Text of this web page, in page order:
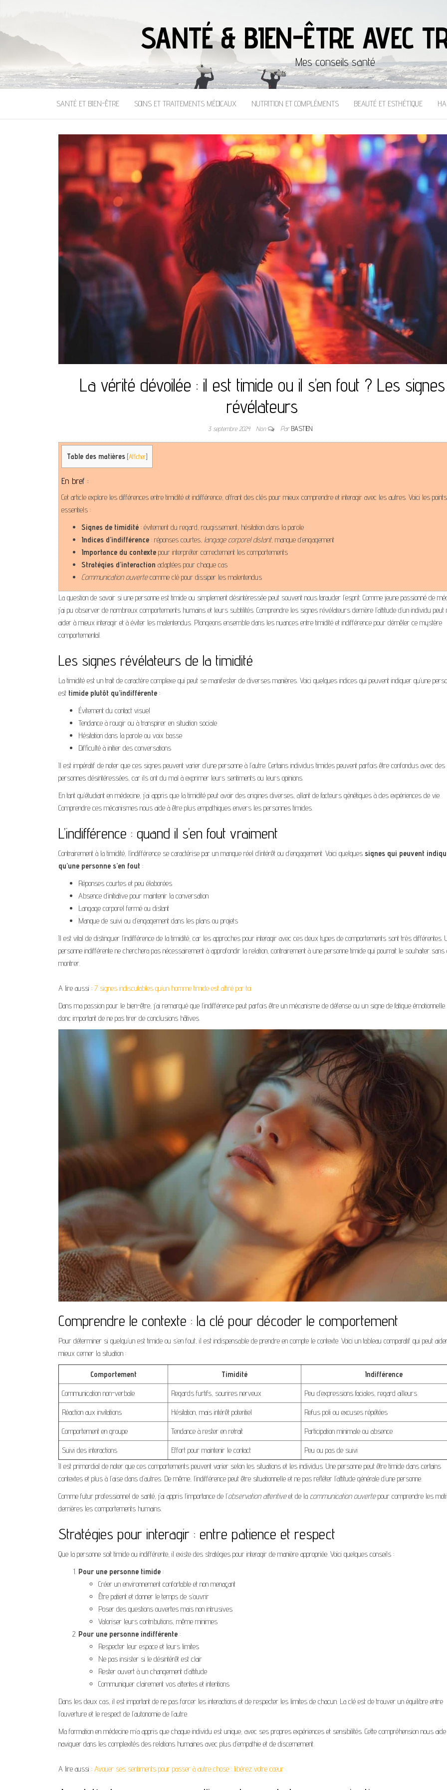
SANTÉ & BIEN-ÊTRE AVEC
Mes conseils santé
SANTÉ ET BIEN-ÊTRE SOINS ET TRAITEMENTS MÉDICAUX NUTRITION ET COMPLÉMENTS BEAUTÉ ET ESTHÉTIQUE
La vérité dévoilée : il est timide ou il s’en fout ? Les signes
révélateurs
3 septembre 2024 Non ParBASTIEN
Table des matières [Afficher]
En bref :
Cet article explore les différences entre timidité et indifférence, offrant des clés pour mieux comprendre et interagir avec les autres. Voici les points
essentiels :
Signes de timidité : évitement du regard, rougissement, hésitation dans la parole
Indices d’indifférence : réponses courtes, langage corporel distant, manque d’engagement
Importance du contexte pour interpréter correctement les comportements
Stratégies d’interaction adaptées pour chaque cas
Communication ouvertecomme clé pour dissiper les malentendus
La question de savoir si une personne est timide ou simplement désintéressée peut souvent nous tarauder l’esprit. Comme jeune passionné de
j’ai pu observer de nombreux comportements humains et leurs subtilités. Comprendre les signes révélateurs derrière l’attitude d’un individu peut
aider à mieux interagir et à éviter les malentendus. Plongeons ensemble dans les nuances entre timidité et indifférence pour démêler ce mystère
comportemental.
Les signes révélateurs de la timidité
La timidité est un trait de caractère complexe qui peut se manifester de diverses manières. Voici quelques indices qui peuvent indiquer qu’une
est timide plutôt qu’indifférente :
Évitement du contact visuel
Tendance à rougir ou à transpirer en situation sociale
Hésitation dans la parole ou voix basse
Difficulté à initier des conversations
Il est impératif de noter que ces signes peuvent varier d’une personne à l’autre. Certains individus timides peuvent parfois être confondus avec des
personnes désintéressées, car ils ont du mal à exprimer leurs sentiments ou leurs opinions.
En tant qu’étudiant en médecine, j’ai appris que la timidité peut avoir des origines diverses, allant de facteurs génétiques à des expériences de vie.
Comprendre ces mécanismes nous aide à être plus empathiques envers les personnes timides.
L’indifférence : quand il s’en fout vraiment
Contrairement à la timidité, l’indifférence se caractérise par un manque réel d’intérêt ou d’engagement. Voici quelques signes qui peuvent
qu’une personne s’en fout :
Réponses courtes et peu élaborées
Absence d’initiative pour maintenir la conversation
Langage corporel fermé ou distant
Manque de suivi ou d’engagement dans les plans ou projets
Il est vital de distinguer l’indifférence de la timidité, car les approches pour interagir avec ces deux types de comportements sont très différentes.
personne indifférente ne cherchera pas nécessairement à approfondir la relation, contrairement à une personne timide qui pourrait le souhaiter
montrer.
A lire aussi : 7 signes indiscutables qu’un homme timide est attiré par toi
Dans ma passion pour le bien-être, j’ai remarqué que l’indifférence peut parfois être un mécanisme de défense ou un signe de fatigue
donc important de ne pas tirer de conclusions hâtives.
Comprendre le contexte : la clé pour décoder le comportement
Pour déterminer si quelqu’un est timide ou s’en fout, il est indispensable de prendre en compte le contexte. Voici un tableau comparatif qui peut
mieux cerner la situation :
Comportement Timidité
Indifférence
Communication non-verbale
Regards furtifs, sourires nerveux
Peu d’expressions faciales, regard ailleurs
Réaction aux invitations
Hésitation, mais intérêt potentiel
Refus poli ou excuses répétées
Comportement en groupe
Tendance à rester en retrait
Participation minimale ou absence
Suivi des interactions
Effort pour maintenir le contact
Peu ou pas de suivi
Il est primordial de noter que ces comportements peuvent varier selon les situations et les individus. Une personne peut être timide dans certains
contextes et plus à l’aise dans d’autres. De même, l’indifférence peut être situationnelle et ne pas refléter l’attitude générale d’une personne.
Comme futur professionnel de santé, j’ai appris l’importance de l’observation attentiveet de la communication ouvertepour comprendre les
derrières les comportements humains.
Stratégies pour interagir : entre patience et respect
Que la personne soit timide ou indifférente, il existe des stratégies pour interagir de manière appropriée. Voici quelques conseils :
Pour une personne timide :
Créer un environnement confortable et non menaçant
Être patient et donner le temps de s’ouvrir
Poser des questions ouvertes mais non intrusives
Valoriser leurs contributions, même minimes
Pour une personne indifférente :
Respecter leur espace et leurs limites
Ne pas insister si le désintérêt est clair
Rester ouvert à un changement d’attitude
Communiquer clairement vos attentes et intentions
Dans les deux cas, il est important de ne pas forcer les interactions et de respecter les limites de chacun. La clé est de trouver un équilibre entre
l’ouverture et le respect de l’autonomie de l’autre.
Ma formation en médecine m’a appris que chaque individu est unique, avec ses propres expériences et sensibilités. Cette compréhension nous
naviguer dans les complexités des relations humaines avec plus d’empathie et de discernement.
A lire aussi : Avouer ses sentiments pour passer à autre chose : libérez votre cœur